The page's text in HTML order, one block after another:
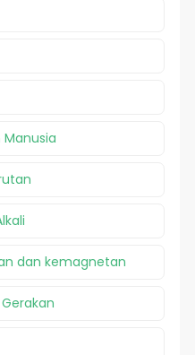
dan kemagnetan